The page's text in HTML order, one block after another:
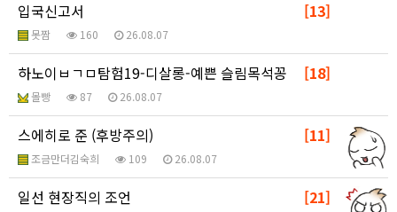
[13]
입국신고서
못짬 160 26.08.07
[18]
하노이ㅂㄱㅁ탐험19-디살롱-예쁜 슬림목석꽁
몰빵 87 26.08.07
[11]
스에히로 준 (후방주의)
조금만더김숙희 109 26.08.07
[21]
일선 현장직의 조언